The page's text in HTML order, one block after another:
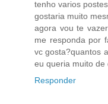
tenho varios
gostaria muito
agora vou te
me responda por
vc gosta?quantos
eu queria muito de
Responder